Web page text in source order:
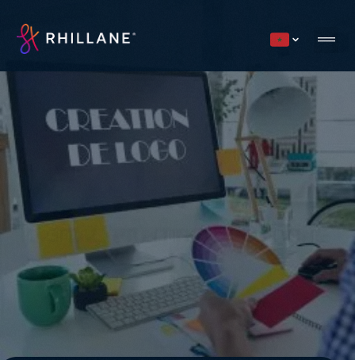
Current